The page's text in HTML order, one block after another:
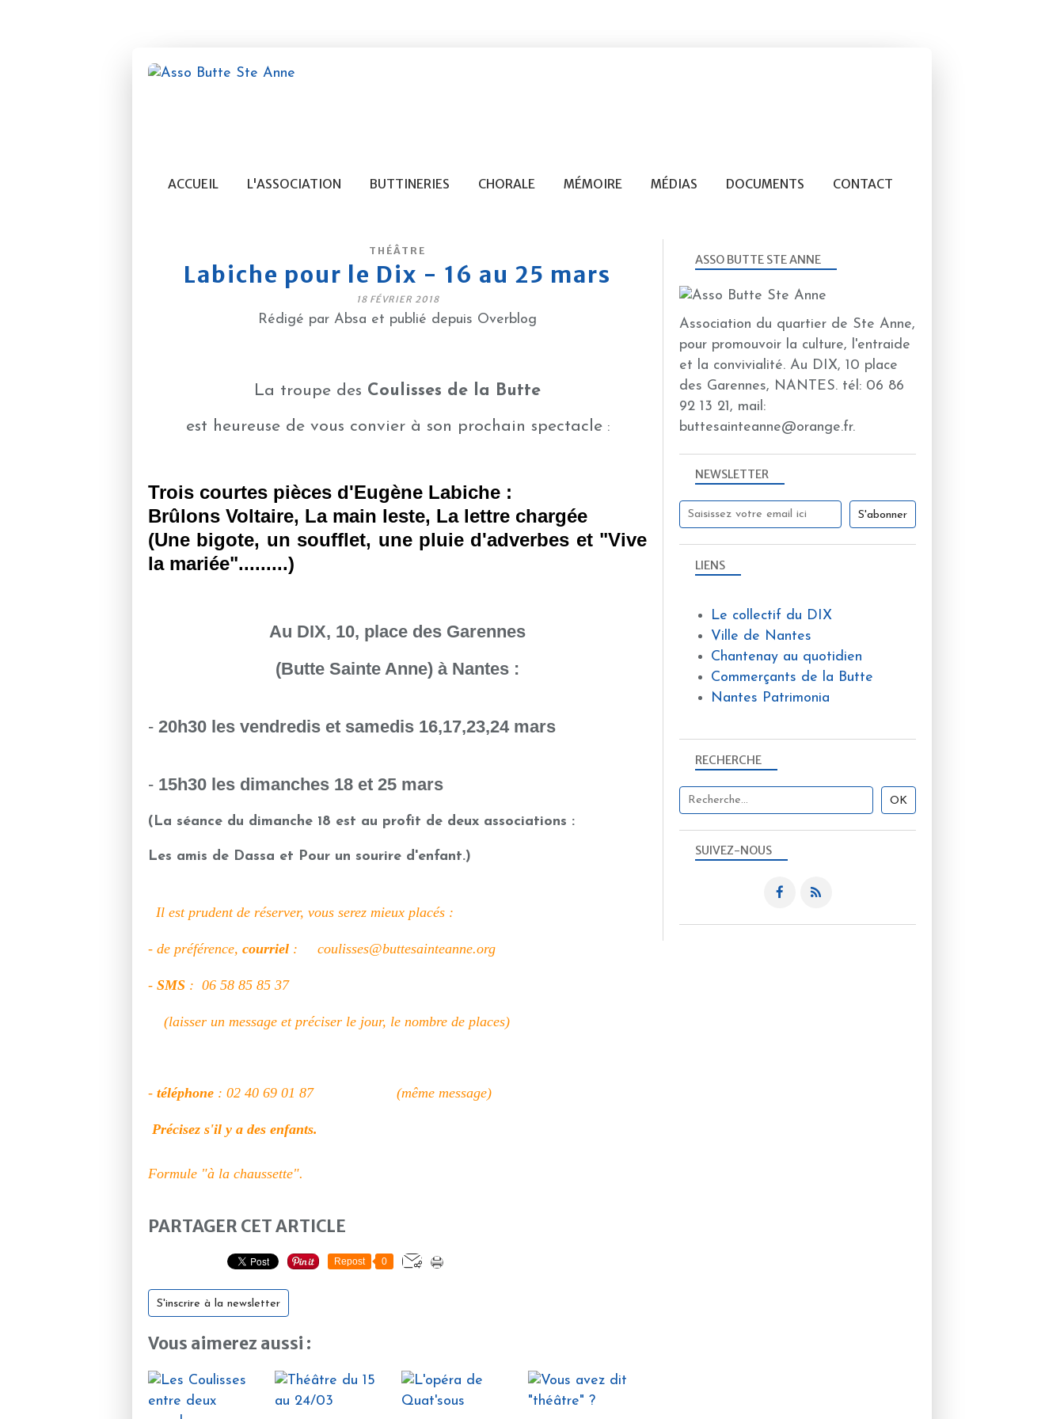
ACCUEIL L'ASSOCIATION BUTTINERIES CHORALE MÉMOIRE MÉDIAS DOCUMENTS CONTACT
THÉÂTRE
Labiche pour le Dix - 16 au 25 mars
18 FÉVRIER 2018
Rédigé par Absa et publié depuis Overblog
La troupe des Coulisses de la Butte
est heureuse de vous convier à son prochain spectacle:
Trois courtes pièces d'Eugène Labiche :
Brûlons Voltaire, La main leste, La lettre chargée
(Une bigote, un soufflet, une pluie d'adverbes et "Vive
la mariée".........)
Au DIX, 10, place des Garennes
(Butte Sainte Anne) à Nantes :
- 20h30 les vendredis et samedis 16,17,23,24 mars
- 15h30 les dimanches 18 et 25 mars
(La séance du dimanche 18 est au profit de deux associations :
Les amis de Dassa et Pour un sourire d'enfant.)
Il est prudent de réserver, vous serez mieux placés :
- de préférence, courriel : coulisses@buttesainteanne.org
- SMS : 06 58 85 85 37
(laisser un message et préciser le jour, le nombre de places)
- téléphone : 02 40 69 01 87 (même message)
Précisez s'il y a des enfants.
Formule "à la chaussette".
PARTAGER CET ARTICLE
Repost 0
S'inscrire à la newsletter
Vous aimerez aussi :
NEWSLETTER
SUIVEZ-NOUS
RECHERCHE
ASSO BUTTE STE ANNE
Association du quartier de Ste Anne,
pour promouvoir la culture, l'entraide
et la convivialité. Au DIX, 10 place
des Garennes, NANTES. tél: 06 86
92 13 21, mail:
buttesainteanne@orange.fr.
LIENS
Le collectif du DIX
Ville de Nantes
Chantenay au quotidien
Commerçants de la Butte
Nantes Patrimonia